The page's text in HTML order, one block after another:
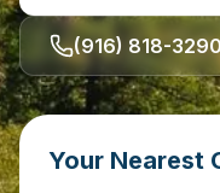
(916) 818-3290
Your Nearest